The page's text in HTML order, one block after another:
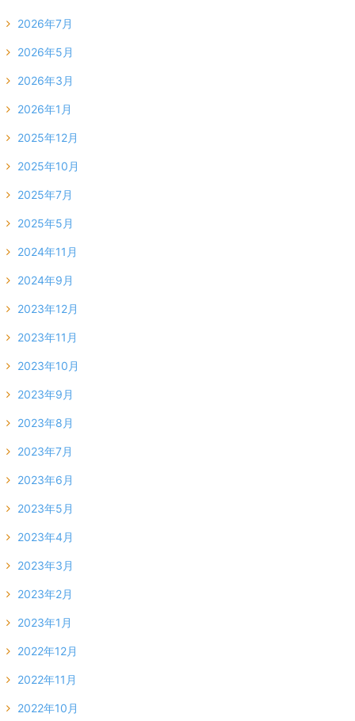
2026年7月
2026年5月
2026年3月
2026年1月
2025年12月
2025年10月
2025年7月
2025年5月
2024年11月
2024年9月
2023年12月
2023年11月
2023年10月
2023年9月
2023年8月
2023年7月
2023年6月
2023年5月
2023年4月
2023年3月
2023年2月
2023年1月
2022年12月
2022年11月
2022年10月